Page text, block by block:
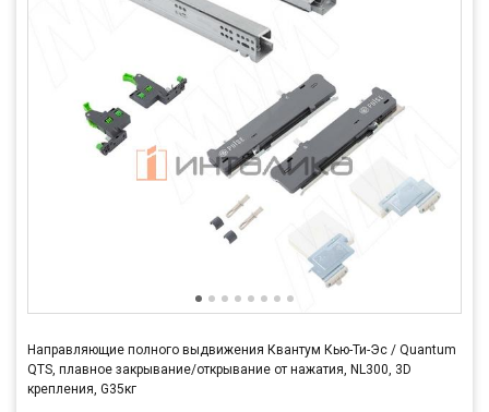
Направляющие полного выдвижения Квантум Кью-Ти-Эс / Quantum
QTS, плавное закрывание/открывание от нажатия, NL300, 3D
крепления, G35кг